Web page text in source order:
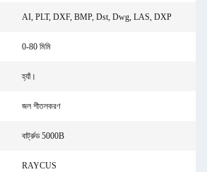
AI, PLT, DXF, BMP, Dst, Dwg, LAS, DXP
0-80 মিমি
হ্যাঁ।
জল শীতলকরণ
বার্ট্রুড 5000B
RAYCUS